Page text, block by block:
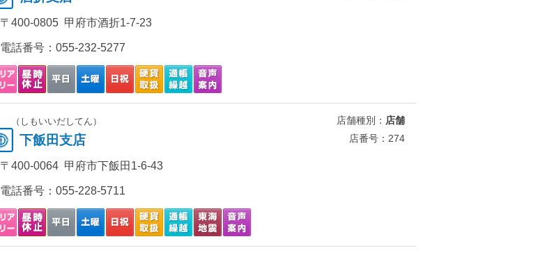
〒400-0805 甲府市酒折1-7-23
電話番号： 055-232-5277
（しもいいだしてん）
下飯田支店
店舗種別： 店舗
店番号：274
〒400-0064 甲府市下飯田1-6-43
電話番号： 055-228-5711